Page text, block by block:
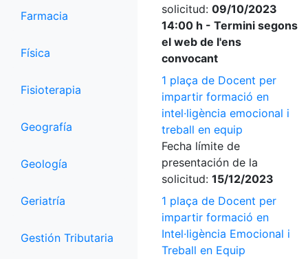
Farmacia
Física
Fisioterapia
Geografía
Geología
Geriatría
Gestión Tributaria
solicitud: 09/10/2023
14:00 h - Termini segons
el web de l'ens
convocant
1 plaça de Docent per
impartir formació en
intel·ligència emocional i
treball en equip
Fecha límite de
presentación de la
solicitud: 15/12/2023
1 plaça de Docent per
impartir formació en
Intel·ligència Emocional i
Treball en Equip